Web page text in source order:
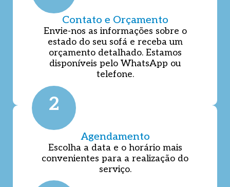
Contato e Orçamento
Envie-nos as informações sobre o
estado do seu sofá e receba um
orçamento detalhado. Estamos
disponíveis pelo WhatsApp ou
telefone.
2
Agendamento
Escolha a data e o horário mais
convenientes para a realização do
serviço.